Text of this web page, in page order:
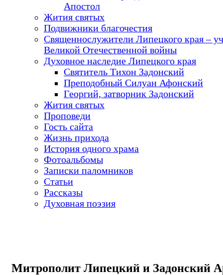
Апостол
Жития святых
Подвижники благочестия
Священнослужители Липецкого края –
Великой Отечественной войны
Духовное наследие Липецкого края
Святитель Тихон Задонский
Преподобный Силуан Афонский
Георгий, затворник Задонский
Жития святых
Проповеди
Гость сайта
Жизнь прихода
История одного храма
Фотоальбомы
Записки паломников
Статьи
Рассказы
Духовная поэзия
Митрополит Липецкий и Задонский